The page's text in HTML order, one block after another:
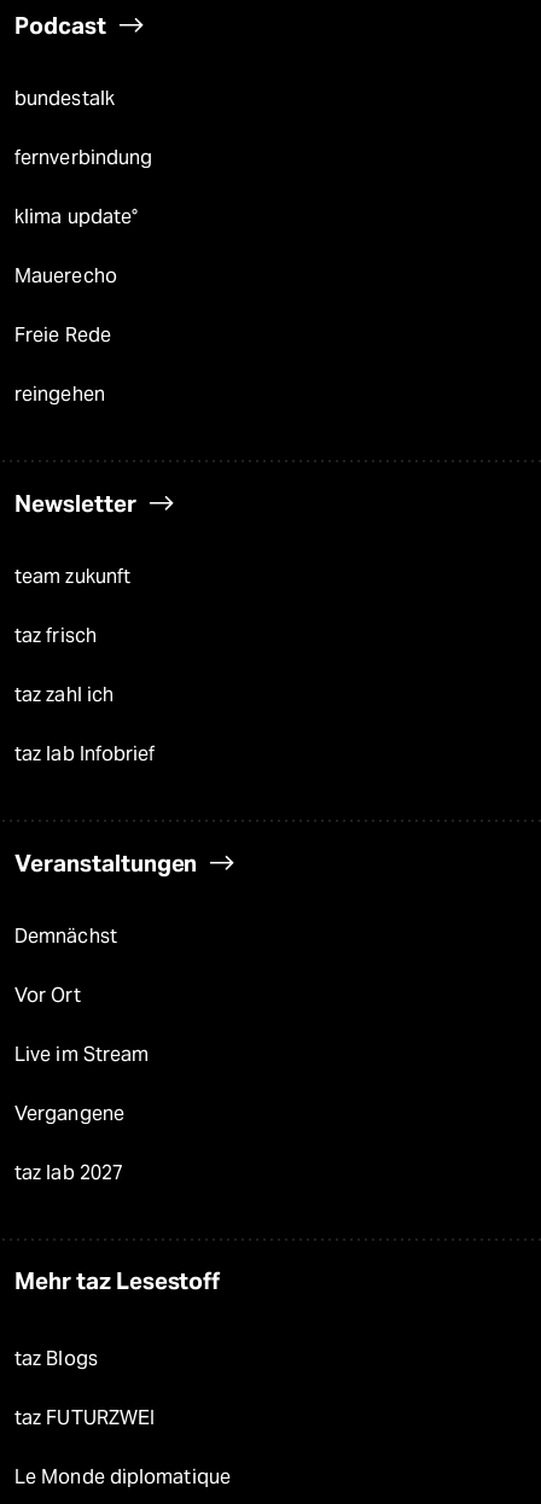
Podcast
bundestalk
fernverbindung
klima update°
Mauerecho
Freie Rede
reingehen
Newsletter
team zukunft
taz frisch
taz zahl ich
taz lab Infobrief
Veranstaltungen
Demnächst
Vor Ort
Live im Stream
Vergangene
taz lab 2027
Mehr taz Lesestoff
taz Blogs
taz FUTURZWEI
Le Monde diplomatique